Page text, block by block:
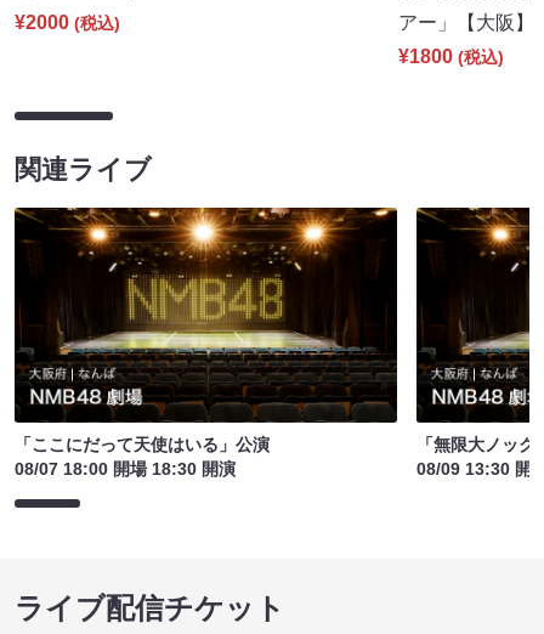
¥2000 (税込)
アー」【大阪
¥1800 (税込)
関連ライブ
「ここにだって天使はいる」公演
08/07 18:00 開場 18:30 開演
「無限大ノック
08/09 13:30 開
ライブ配信チケット